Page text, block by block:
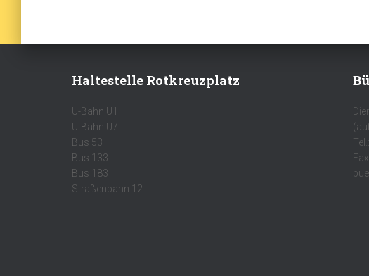
Haltestelle Rotkreuzplatz
U-Bahn U1
U-Bahn U7
Bus 53
Bus 133
Bus 183
Straßenbahn 12